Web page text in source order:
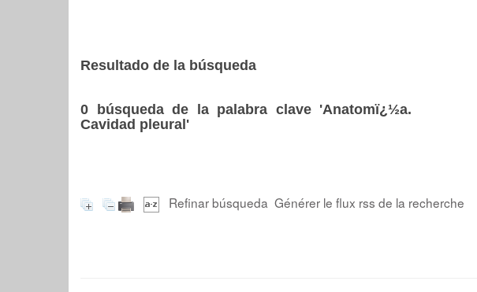
Resultado de la búsqueda
0 búsqueda de la palabra clave 'Anatomï¿½a.
Cavidad pleural'
Refinar búsqueda Générer le flux rss de la recherche